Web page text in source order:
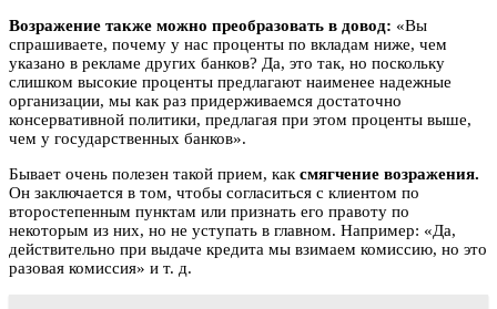
Возражение также можно преобразовать в довод: «Вы
спрашиваете, почему у нас проценты по вкладам ниже, чем
указано в рекламе других банков? Да, это так, но поскольку
слишком высокие проценты предлагают наименее надежные
организации, мы как раз придерживаемся достаточно
консервативной политики, предлагая при этом проценты выше,
чем у государственных банков».
Бывает очень полезен такой прием, как смягчение возражения.
Он заключается в том, чтобы согласиться с клиентом по
второстепенным пунктам или признать его правоту по
некоторым из них, но не уступать в главном. Например: «Да,
действительно при выдаче кредита мы взимаем комиссию, но это
разовая комиссия» и т. д.